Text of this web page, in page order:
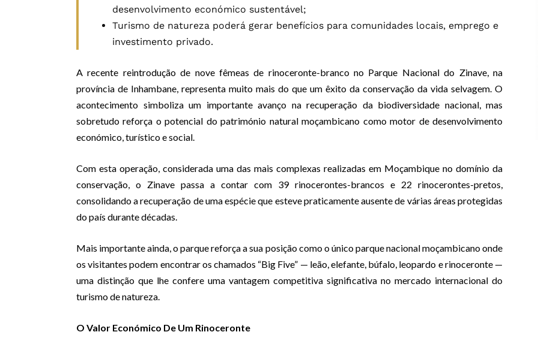
desenvolvimento económico sustentável;
Turismo de natureza poderá gerar benefícios para comunidades locais, emprego e
investimento privado.
A recente reintrodução de nove fêmeas de rinoceronte-branco no Parque Nacional do Zinave, na
província de Inhambane, representa muito mais do que um êxito da conservação da vida selvagem. O
acontecimento simboliza um importante avanço na recuperação da biodiversidade nacional, mas
sobretudo reforça o potencial do património natural moçambicano como motor de desenvolvimento
económico, turístico e social.
Com esta operação, considerada uma das mais complexas realizadas em Moçambique no domínio da
conservação, o Zinave passa a contar com 39 rinocerontes-brancos e 22 rinocerontes-pretos,
consolidando a recuperação de uma espécie que esteve praticamente ausente de várias áreas protegidas
do país durante décadas.
Mais importante ainda, o parque reforça a sua posição como o único parque nacional moçambicano onde
os visitantes podem encontrar os chamados “Big Five” — leão, elefante, búfalo, leopardo e rinoceronte —
uma distinção que lhe confere uma vantagem competitiva significativa no mercado internacional do
turismo de natureza.
O Valor Económico De Um Rinoceronte